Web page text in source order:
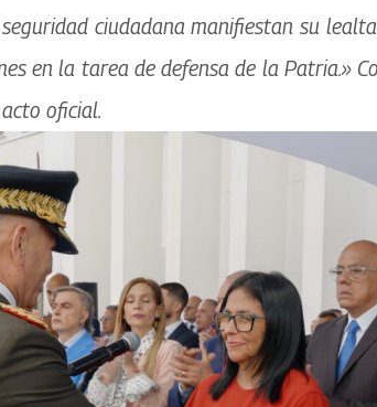
ciudadana manifiestan su
en la tarea de defensa de la Patria.»
oficial.